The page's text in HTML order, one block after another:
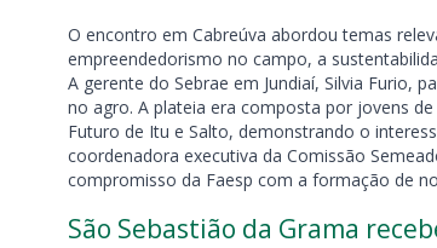
O encontro em Cabreúva abordou temas
empreendedorismo no campo, a
A gerente do Sebrae em Jundiaí, Silvia Furio,
no agro. A plateia era composta por jovens
Futuro de Itu e Salto, demonstrando o
coordenadora executiva da Comissão
compromisso da Faesp com a formação de
São Sebastião da Grama